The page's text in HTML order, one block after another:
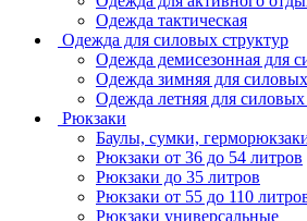
Одежда тактическая
Одежда для силовых структур
Одежда демисезонная для
Одежда зимняя для
Одежда летняя для силовых
Рюкзаки
Баулы, сумки,
Рюкзаки от 36 до 54 литров
Рюкзаки до 35 литров
Рюкзаки от 55 до 110
Рюкзаки универсальные